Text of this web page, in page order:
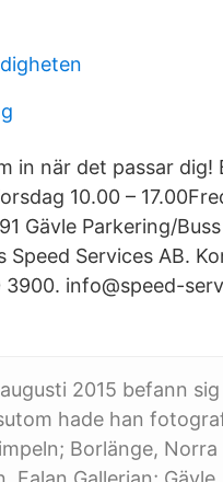
in när det passar dig!
10.00 –
Gävle Parkering/
Speed Services AB.
3900. info@speed-
2015 befann
hade han
Borlänge, Norra